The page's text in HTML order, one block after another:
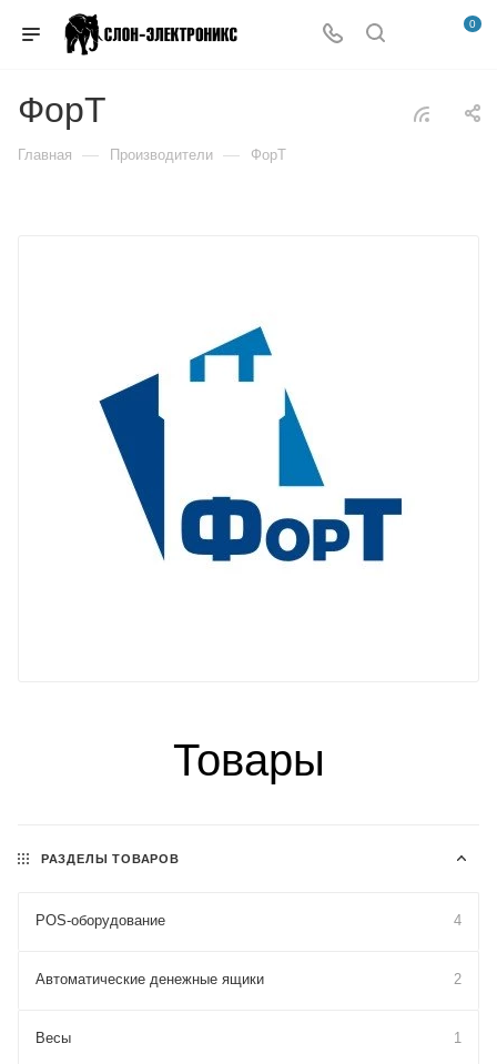
0
ФорТ
Главная — Производители — ФорТ
Товары
РАЗДЕЛЫ ТОВАРОВ
POS-оборудование 4
Автоматические денежные ящики 2
Весы 1